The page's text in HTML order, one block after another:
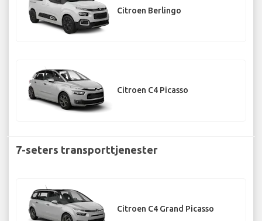
Citroen Berlingo
Citroen C4 Picasso
7-seters transporttjenester
Citroen C4 Grand Picasso